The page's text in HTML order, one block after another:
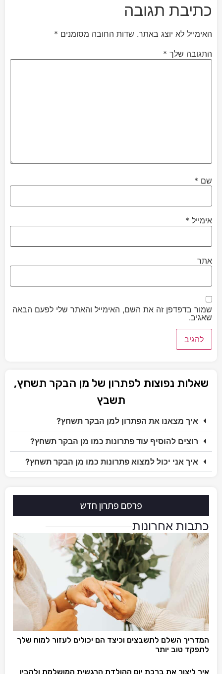
כתיבת תגובה
האימייל לא יוצג באתר. שדות החובה מסומנים *
התגובה שלך *
שם *
אימייל *
אתר
שמור בדפדפן זה את השם, האימייל והאתר שלי לפעם הבאה
שאגיב.
שאלות נפוצות לפתרון של מן הבקר תשחץ,
תשבץ
איך מצאנו את הפתרון למן הבקר תשחץ?
רוצים להוסיף עוד פתרונות כמו מן הבקר תשחץ?
איך אני יכול למצוא פתרונות כמו מן הבקר תשחץ?
פרסם פתרון חדש
כתבות אחרונות
המדריך השלם לתשבצים וכיצד הם יכולים לעזור למוח שלך
לתפקד טוב יותר
איך ליצור את ברכת יום ההולדת הרגשית המושלמת ולהבין